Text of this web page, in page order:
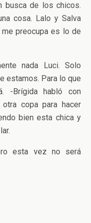
busca de los chicos.
cosa. Lalo y Salva
preocupa es lo de
nada Luci. Solo
estamos. Para lo que
-Brígida habló con
copa para hacer
bien esta chica y
esta vez no será